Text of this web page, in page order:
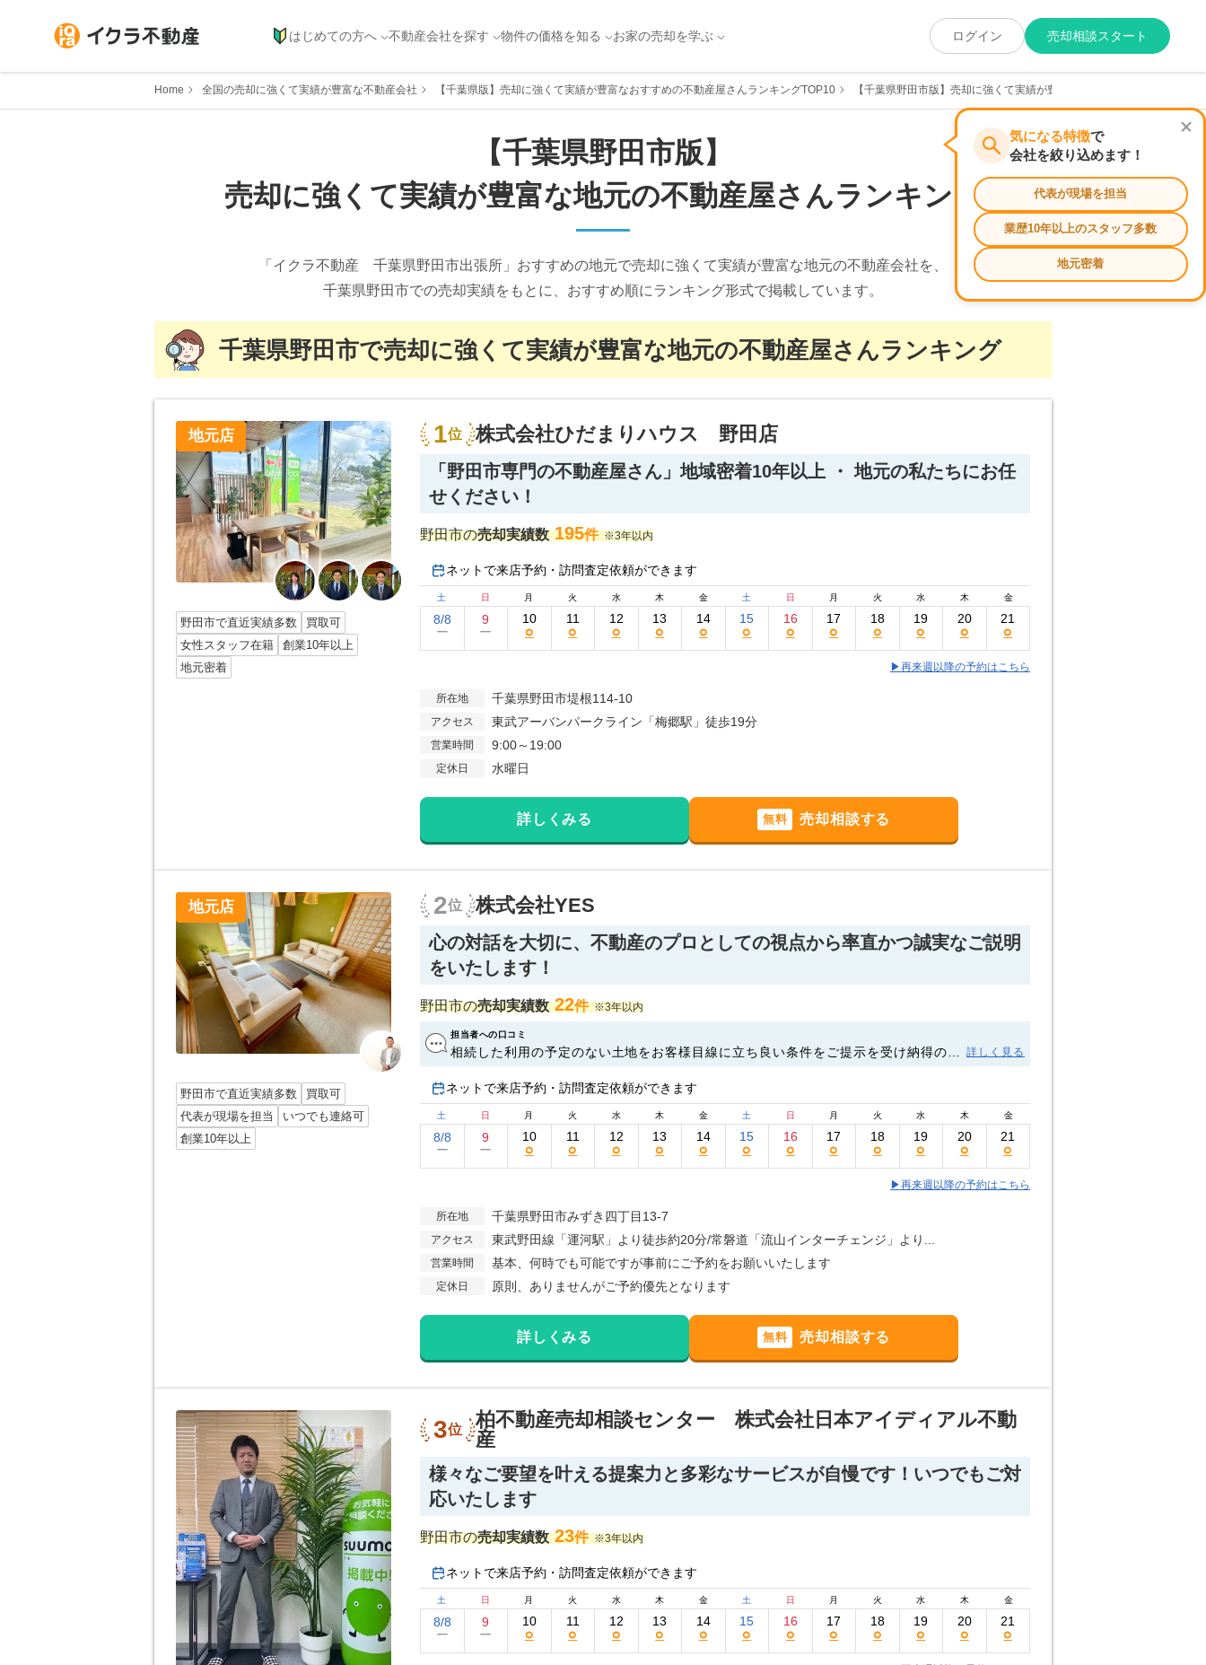
はじめての方へ 不動産会社を探す 物件の価格を知る お家の売却を学ぶ ログイン 売却相談スタート
Home 全国の売却に強くて実績が豊富な不動産会社 【千葉県版】売却に強くて実績が豊富なおすすめの不動産屋さんランキングTOP10 【千葉県野田市版】売却に強くて実績が豊富なおすすめの不動産屋さん
【千葉県野田市版】
売却に強くて実績が豊富な地元の不動産屋さんランキング
「イクラ不動産 千葉県野田市出張所」おすすめの地元で売却に強くて実績が豊富な地元の不動産会社を、
千葉県野田市での売却実績をもとに、おすすめ順にランキング形式で掲載しています。
千葉県野田市で売却に強くて実績が豊富な地元の不動産屋さんランキング
地元店
野田市で直近実績多数
買取可
女性スタッフ在籍
創業10年以上
地元密着
1位 株式会社ひだまりハウス 野田店
「野田市専門の不動産屋さん」地域密着10年以上 ・ 地元の私たちにお任
せください！
野田市の売却実績数 195件 ※3年以内
ネットで来店予約・訪問査定依頼ができます
土 日 月 火 水 木 金 土 日 月 火 水 木 金
8/8
ー
9
ー
10
○
11
○
12
○
13
○
14
○
15
○
16
○
17
○
18
○
19
○
20
○
21
○
▶再来週以降の予約はこちら
所在地 千葉県野田市堤根114-10
アクセス 東武アーバンパークライン「梅郷駅」徒歩19分
営業時間 9:00～19:00
定休日 水曜日
詳しくみる 無料 売却相談する
地元店
野田市で直近実績多数
買取可
代表が現場を担当
いつでも連絡可
創業10年以上
2位 株式会社YES
心の対話を大切に、不動産のプロとしての視点から率直かつ誠実なご説明
をいたします！
野田市の売却実績数 22件 ※3年以内
担当者への口コミ
相続した利用の予定のない土地をお客様目線に立ち良い条件をご提示を受け納得の
ら、よろしくお願いいたします。
詳しく見る
ネットで来店予約・訪問査定依頼ができます
土 日 月 火 水 木 金 土 日 月 火 水 木 金
8/8
ー
9
ー
10
○
11
○
12
○
13
○
14
○
15
○
16
○
17
○
18
○
19
○
20
○
21
○
▶再来週以降の予約はこちら
所在地 千葉県野田市みずき四丁目13-7
アクセス 東武野田線「運河駅」より徒歩約20分/常磐道「流山インターチェンジ」より...
営業時間 基本、何時でも可能ですが事前にご予約をお願いいたします
定休日 原則、ありませんがご予約優先となります
詳しくみる 無料 売却相談する
3位
柏不動産売却相談センター 株式会社日本アイディアル不動
産
様々なご要望を叶える提案力と多彩なサービスが自慢です！いつでもご対
応いたします
野田市の売却実績数 23件 ※3年以内
ネットで来店予約・訪問査定依頼ができます
土 日 月 火 水 木 金 土 日 月 火 水 木 金
8/8
ー
9
ー
10
○
11
○
12
○
13
○
14
○
15
○
16
○
17
○
18
○
19
○
20
○
21
○
気になる特徴で
会社を絞り込めます！
代表が現場を担当
業歴10年以上のスタッフ多数
地元密着